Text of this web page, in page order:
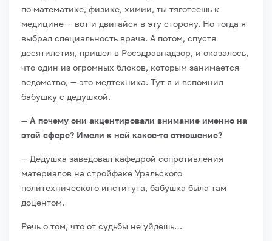
по математике, физике, химии, ты тяготеешь к
медицине — вот и двигайся в эту сторону. Но тогда я
выбрал специальность врача. А потом, спустя
десятилетия, пришел в Росздравнадзор, и оказалось,
что один из огромных блоков, которым занимается
ведомство, — это медтехника. Тут я и вспомнил
бабушку с дедушкой.
— А почему они акцентировали внимание именно на
этой сфере? Имели к ней какое-то отношение?
— Дедушка заведовал кафедрой сопротивления
материалов на стройфаке Уральского
политехнического института, бабушка была там
доцентом.
Речь о том, что от судьбы не уйдешь…